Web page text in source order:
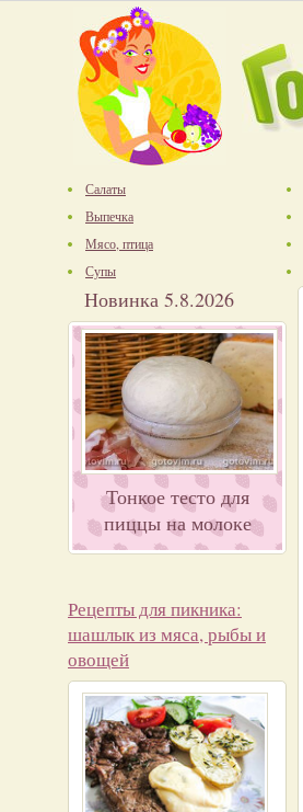
Салаты
Выпечка
Мясо, птица
Супы
Новинка 5.8.2026
Тонкое тесто для
пиццы на молоке
Рецепты для пикника:
шашлык из мяса, рыбы и
овощей